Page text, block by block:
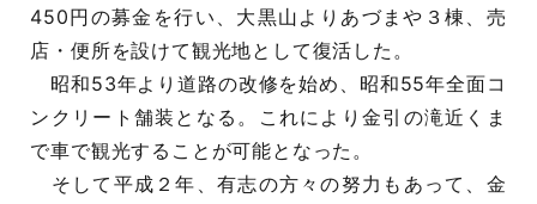
450円の募金を行い、大黒山よりあづまや３棟、売
店・便所を設けて観光地として復活した。
昭和53年より道路の改修を始め、昭和55年全面コ
ンクリート舗装となる。これにより金引の滝近くま
で車で観光することが可能となった。
そして平成２年、有志の方々の努力もあって、金